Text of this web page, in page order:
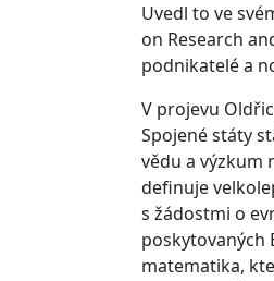
Uvedl to ve
on Research
podnikatelé a
V projevu
Spojené státy
vědu a výzkum
definuje
s žádostmi o
poskytovaných
matematika,